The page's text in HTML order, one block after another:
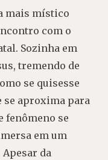
mais místico
com o
Sozinha em
tremendo de
se quisesse
se aproxima para
fenômeno se
em um
da